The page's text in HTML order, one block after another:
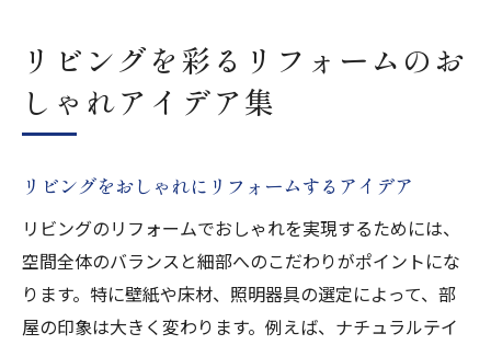
リビングを彩るリフォームのお
しゃれアイデア集
リビングをおしゃれにリフォームするアイデア
リビングのリフォームでおしゃれを実現するためには、
空間全体のバランスと細部へのこだわりがポイントにな
ります。特に壁紙や床材、照明器具の選定によって、部
屋の印象は大きく変わります。例えば、ナチュラルテイ